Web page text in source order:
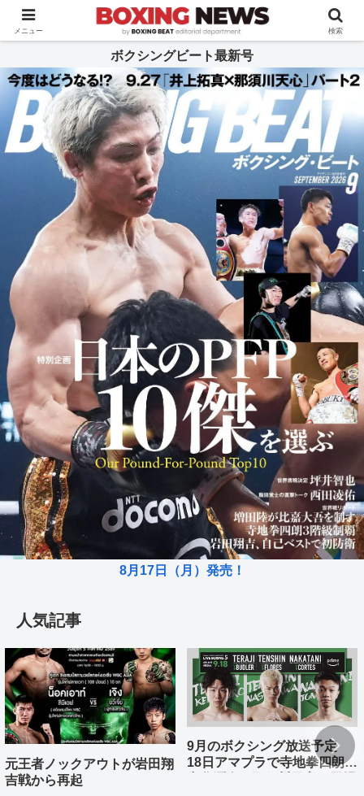
BOXING BEAT [ボクシング・ビート] 公式サイト
ボクシングビート最新号
8月17日（月）発売！
人気記事
元王者ノックアウトが岩田翔
吉戦から再起
9月のボクシング放送予定
18日アマプラで寺地拳四朗、
メニュー 検索